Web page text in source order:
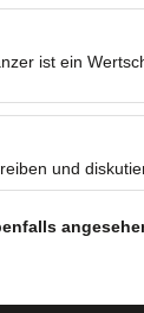
ist ein
und